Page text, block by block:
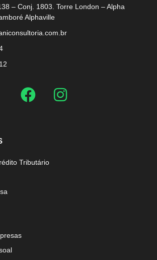
– Conj. 1803. Torre London – Alpha
Alphaville
Tributário